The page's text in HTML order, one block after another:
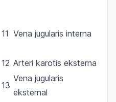
11 Vena jugularis interna
12 Arteri karotis eksterna
13
Vena jugularis
eksternal